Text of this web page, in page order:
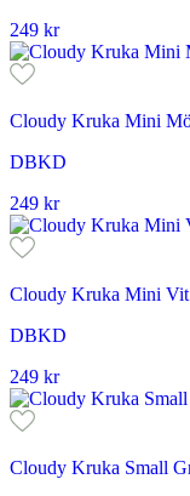
249 kr
Cloudy Kruka Mini
DBKD
249 kr
Cloudy Kruka Mini Vit
DBKD
249 kr
Cloudy Kruka Small